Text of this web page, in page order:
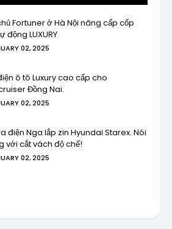
Fortuner ở Hà Nội nâng cấp cốp
động LUXURY
02, 2025
ô tô Luxury cao cấp cho
Đồng Nai.
02, 2025
điện Nga lắp zin Hyundai Starex. Nói
với cắt vách độ chế!
02, 2025